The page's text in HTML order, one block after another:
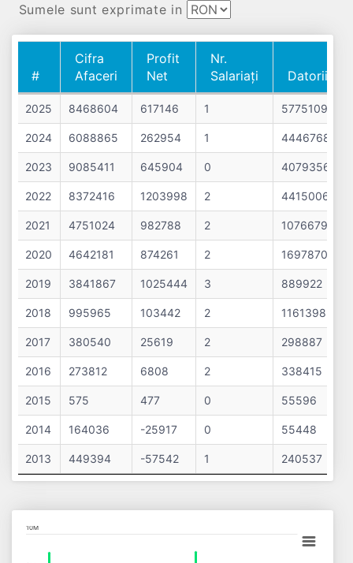
Sumele sunt exprimate in
#
Cifra
Afaceri
Profit
Net
Nr.
Salariați
Datorii
#
Cifra
Afaceri
Profit
Net
Salariați
Datorii
2025 8468604 617146 1 5775109
2024 6088865 262954 1 4446768
2023 9085411 645904 0 4079356
2022 8372416 1203998 2 4415006
2021 4751024 982788 2 1076679
2020 4642181 874261 2 1697870
2019 3841867 1025444 3 889922
2018 995965 103442 2 1161398
2017 380540 25619 2 298887
2016 273812 6808 2 338415
2015 575 477 0 55596
2014 164036 -25917 0 55448
2013 449394 -57542 1 240537
Chart
10M